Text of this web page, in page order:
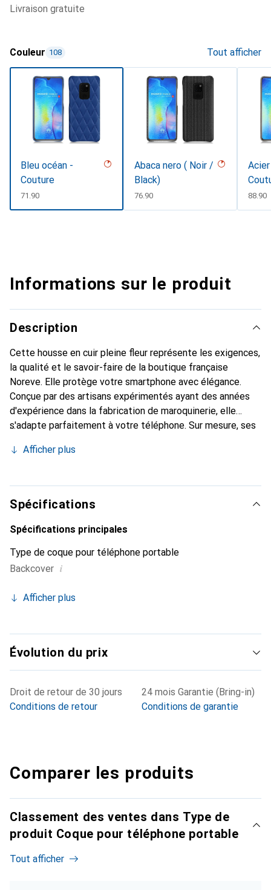
livraison gratuite
Couleur 108 Tout afficher
Bleu océan -
Couture
CHF
71.90
Abaca nero ( Noir /
Black)
CHF
76.90 CHF
88.90
Informations sur le produit
Description
Cette housse en cuir pleine fleur représente les exigences,
la qualité et le savoir-faire de la boutique française
Noreve. Elle protège votre smartphone avec élégance.
Conçue par des artisans expérimentés ayant des années
d'expérience dans la fabrication de maroquinerie, elle
s'adapte parfaitement à votre téléphone. Sur mesure, ses
peau. Elle devient l'accessoire chic et indispensable pour
ses produits de haute qualité, la marque Noreve est un
choix fiable pour une clientèle exigeante.
Afficher plus
Spécifications
Spécifications principales
Type de coque pour téléphone portable
Backcover i
Afficher plus
Évolution du prix
Droit de retour de 30 jours
Conditions de retour
24 mois Garantie (Bring-in)
Conditions de garantie
Comparer les produits
Classement des ventes dans Type de
produit Coque pour téléphone portable
Tout afficher